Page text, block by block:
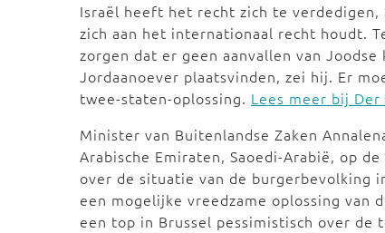
Israël heeft het recht zich te
zich aan het internationaal recht houdt.
zorgen dat er geen aanvallen van
Jordaanoever plaatsvinden, zei hij. Er
twee-staten-oplossing. Lees meer bij Der
Minister van Buitenlandse Zaken
Arabische Emiraten, Saoedi-Arabië, op
over de situatie van de burgerbevolking
een mogelijke vreedzame oplossing van
een top in Brussel pessimistisch over de